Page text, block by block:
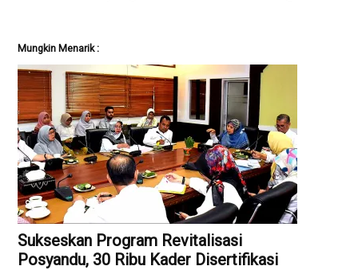
Mungkin Menarik :
Sukseskan Program Revitalisasi
Posyandu, 30 Ribu Kader Disertifikasi